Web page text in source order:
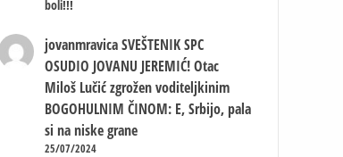
boli!!!
jovanmravica SVEŠTENIK SPC
OSUDIO JOVANU JEREMIĆ! Otac
Miloš Lučić zgrožen voditeljkinim
BOGOHULNIM ČINOM: E, Srbijo, pala
si na niske grane
25/07/2024